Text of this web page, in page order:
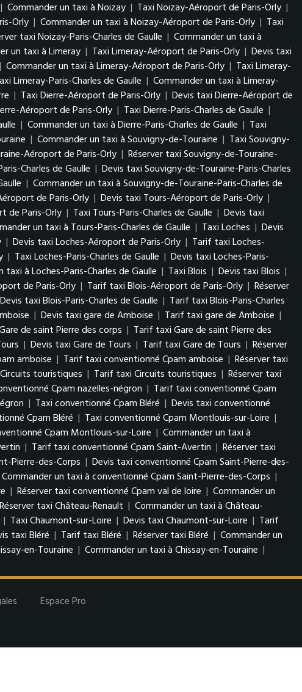
| Commander un taxi à Noizay | Taxi Noizay-Aéroport de Paris-Orly |
Orly | Commander un taxi à Noizay-Aéroport de Paris-Orly | Taxi
taxi Noizay-Paris-Charles de Gaulle | Commander un taxi à
un taxi à Limeray | Taxi Limeray-Aéroport de Paris-Orly | Devis taxi
| Commander un taxi à Limeray-Aéroport de Paris-Orly | Taxi Limeray-
Limeray-Paris-Charles de Gaulle | Commander un taxi à Limeray-
| Taxi Dierre-Aéroport de Paris-Orly | Devis taxi Dierre-Aéroport de
Aéroport de Paris-Orly | Taxi Dierre-Paris-Charles de Gaulle |
| Commander un taxi à Dierre-Paris-Charles de Gaulle | Taxi
| Commander un taxi à Souvigny-de-Touraine | Taxi Souvigny-
Aéroport de Paris-Orly | Réserver taxi Souvigny-de-Touraine-
Charles de Gaulle | Devis taxi Souvigny-de-Touraine-Paris-Charles
| Commander un taxi à Souvigny-de-Touraine-Paris-Charles de
de Paris-Orly | Devis taxi Tours-Aéroport de Paris-Orly |
de Paris-Orly | Taxi Tours-Paris-Charles de Gaulle | Devis taxi
un taxi à Tours-Paris-Charles de Gaulle | Taxi Loches | Devis
| Devis taxi Loches-Aéroport de Paris-Orly | Tarif taxi Loches-
| Taxi Loches-Paris-Charles de Gaulle | Devis taxi Loches-Paris-
taxi à Loches-Paris-Charles de Gaulle | Taxi Blois | Devis taxi Blois |
de Paris-Orly | Tarif taxi Blois-Aéroport de Paris-Orly | Réserver
Devis taxi Blois-Paris-Charles de Gaulle | Tarif taxi Blois-Paris-Charles
| Devis taxi gare de Amboise | Tarif taxi gare de Amboise |
de saint Pierre des corps | Tarif taxi Gare de saint Pierre des
| Devis taxi Gare de Tours | Tarif taxi Gare de Tours | Réserver
amboise | Tarif taxi conventionné Cpam amboise | Réserver taxi
touristiques | Tarif taxi Circuits touristiques | Réserver taxi
Cpam nazelles-négron | Tarif taxi conventionné Cpam
| Taxi conventionné Cpam Bléré | Devis taxi conventionné
Cpam Bléré | Taxi conventionné Cpam Montlouis-sur-Loire |
Cpam Montlouis-sur-Loire | Commander un taxi à
| Tarif taxi conventionné Cpam Saint-Avertin | Réserver taxi
Pierre-des-Corps | Devis taxi conventionné Cpam Saint-Pierre-des-
Commander un taxi à conventionné Cpam Saint-Pierre-des-Corps |
| Réserver taxi conventionné Cpam val de loire | Commander un
Réserver taxi Château-Renault | Commander un taxi à Château-
| Taxi Chaumont-sur-Loire | Devis taxi Chaumont-sur-Loire | Tarif
taxi Bléré | Tarif taxi Bléré | Réserver taxi Bléré | Commander un
en-Touraine | Commander un taxi à Chissay-en-Touraine |
Espace Pro